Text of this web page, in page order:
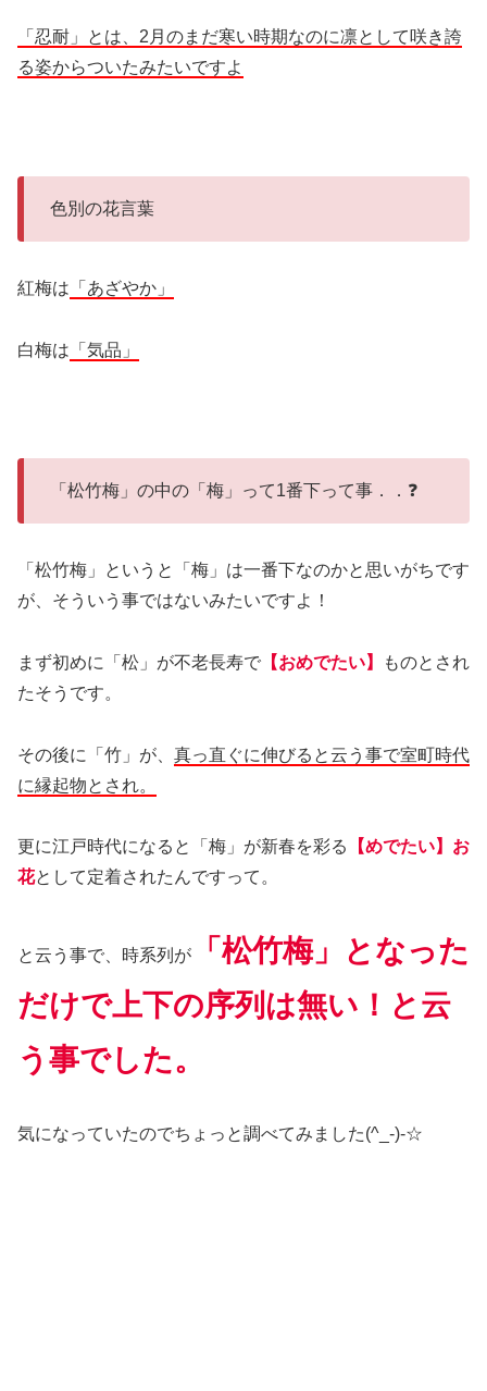
「忍耐」とは、2月のまだ寒い時期なのに凛として咲き誇
る姿からついたみたいですよ
色別の花言葉
紅梅は 「あざやか」
白梅は 「気品」
「松竹梅」の中の「梅」って1番下って事．．❓
「松竹梅」というと「梅」は一番下なのかと思いがちです
が、そういう事ではないみたいですよ！
まず初めに「松」が不老長寿で 【おめでたい】
ものとされ
たそうです。
その後に「竹」が、 真っ直ぐに伸びると云う事で室町時代
に縁起物とされ。
更に江戸時代になると「梅」が新春を彩る
【めでたい】お
花として定着されたんですって。
と云う事で、時系列が
「松竹梅」となった
だけで上下の序列は無い！と云
う事でした。
気になっていたのでちょっと調べてみました(^_-)-☆